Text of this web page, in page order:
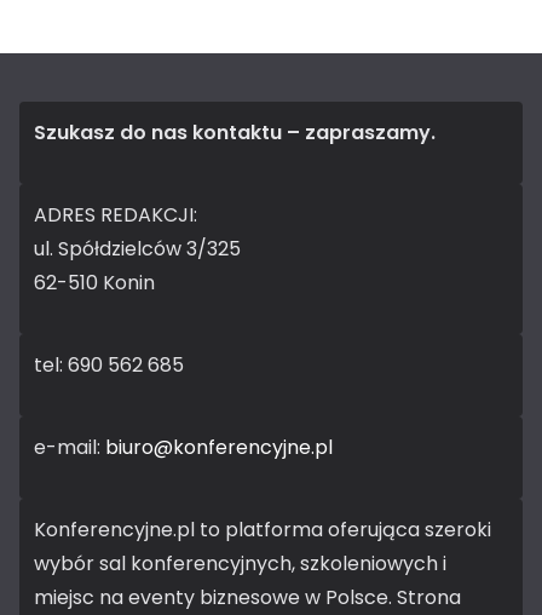
Szukasz do nas kontaktu – zapraszamy.
ADRES REDAKCJI:
ul. Spółdzielców 3/325
62-510 Konin
tel: 690 562 685
e-mail: biuro@konferencyjne.pl
Konferencyjne.pl to platforma oferująca szeroki
wybór sal konferencyjnych, szkoleniowych i
miejsc na eventy biznesowe w Polsce. Strona